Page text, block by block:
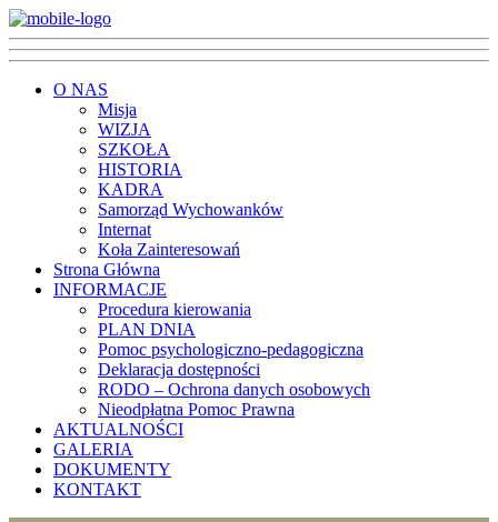
O NAS
Misja
WIZJA
SZKOŁA
HISTORIA
KADRA
Samorząd Wychowanków
Internat
Koła Zainteresowań
Strona Główna
INFORMACJE
Procedura kierowania
PLAN DNIA
Pomoc psychologiczno-pedagogiczna
Deklaracja dostępności
RODO – Ochrona danych osobowych
Nieodpłatna Pomoc Prawna
AKTUALNOŚCI
GALERIA
DOKUMENTY
KONTAKT